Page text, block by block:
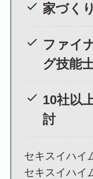
家づく
ファイ
グ技能
10社以
討
セキスイハイ
セキスイハイ